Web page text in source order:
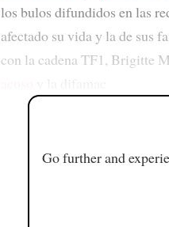
los bulos difundidos en las
afectado su vida y la de sus
con la cadena TF1, Brigitte
Go further and